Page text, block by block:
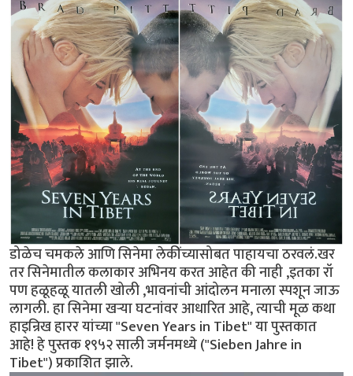
डोळेच चमकले आणि सिनेमा लेकींच्यासोबत पाहायचा ठरवलं.खर
तर सिनेमातील कलाकार अभिनय करत आहेत की नाही ,इतका रॉ
पण हळूहळू यातली खोली ,भावनांची आंदोलन मनाला स्पशून जाऊ
लागली. हा सिनेमा खऱ्या घटनांवर आधारित आहे, त्याची मूळ कथा
हाइन्रिख हारर यांच्या "Seven Years in Tibet" या पुस्तकात
आहे! हे पुस्तक १९५२ साली जर्मनमध्ये ("Sieben Jahre in
Tibet") प्रकाशित झाले.